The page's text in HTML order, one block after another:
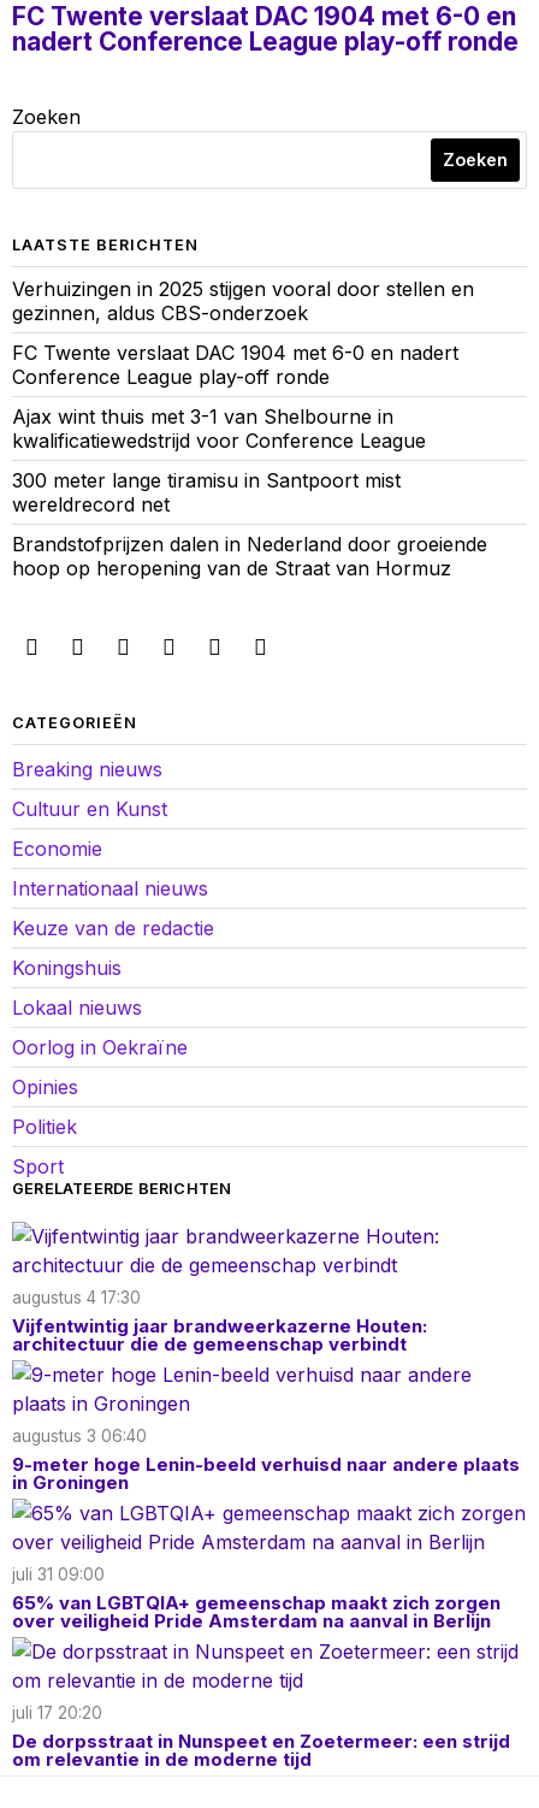
FC Twente verslaat DAC 1904 met 6-0 en
nadert Conference League play-off ronde
Zoeken
Zoeken
LAATSTE BERICHTEN
Verhuizingen in 2025 stijgen vooral door stellen en
gezinnen, aldus CBS-onderzoek
FC Twente verslaat DAC 1904 met 6-0 en nadert
Conference League play-off ronde
Ajax wint thuis met 3-1 van Shelbourne in
kwalificatiewedstrijd voor Conference League
300 meter lange tiramisu in Santpoort mist
wereldrecord net
Brandstofprijzen dalen in Nederland door groeiende
hoop op heropening van de Straat van Hormuz
CATEGORIEËN
Breaking nieuws
Cultuur en Kunst
Economie
Internationaal nieuws
Keuze van de redactie
Koningshuis
Lokaal nieuws
Oorlog in Oekraïne
Opinies
Politiek
Sport
GERELATEERDE BERICHTEN
augustus 4 17:30
Vijfentwintig jaar brandweerkazerne Houten:
architectuur die de gemeenschap verbindt
augustus 3 06:40
9-meter hoge Lenin-beeld verhuisd naar andere plaats
in Groningen
juli 31 09:00
65% van LGBTQIA+ gemeenschap maakt zich zorgen
over veiligheid Pride Amsterdam na aanval in Berlijn
juli 17 20:20
De dorpsstraat in Nunspeet en Zoetermeer: een strijd
om relevantie in de moderne tijd